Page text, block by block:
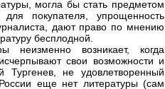
могла бы стать предметом
покупателя, упрощенность
дают право по мнению
бесплодной.
неизменно возникает, когда
свои возможности и
Тургенев, не удовлетворенный
еще нет литературы (сам